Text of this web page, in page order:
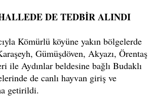
DE TEDBİR ALINDI
Kömürlü köyüne yakın bölgelerde
Gümüşdöven, Akyazı, Örentaş
ile Aydınlar beldesine bağlı Budaklı
de canlı hayvan giriş ve
getirildi.